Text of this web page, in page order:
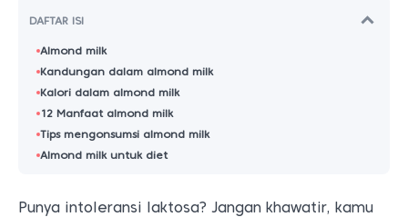
DAFTAR ISI
Almond milk
Kandungan dalam almond milk
Kalori dalam almond milk
12 Manfaat almond milk
Tips mengonsumsi almond milk
Almond milk untuk diet
Punya intoleransi laktosa? Jangan khawatir, kamu